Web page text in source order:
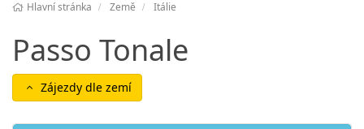
Hlavní stránka Země Itálie
Passo Tonale
Zájezdy dle zemí